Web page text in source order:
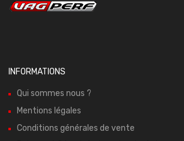
INFORMATIONS
Qui sommes nous ?
Mentions légales
Conditions générales de vente